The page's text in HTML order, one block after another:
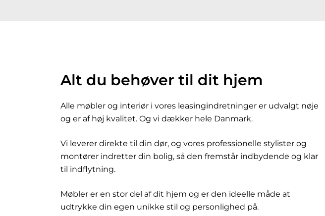
Alt du behøver til dit hjem
Alle møbler og interiør i vores leasingindretninger er udvalgt nøje
og er af høj kvalitet. Og vi dækker hele Danmark.
Vi leverer direkte til din dør, og vores professionelle stylister og
montører indretter din bolig, så den fremstår indbydende og klar
til indflytning.
Møbler er en stor del af dit hjem og er den ideelle måde at
udtrykke din egen unikke stil og personlighed på.